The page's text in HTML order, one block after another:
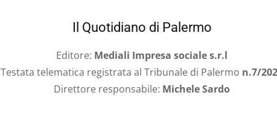
Il Quotidiano di Palermo
Editore: Mediali Impresa sociale s.r.l
Testata telematica registrata al Tribunale di Palermo n.7/
Direttore responsabile: Michele Sardo